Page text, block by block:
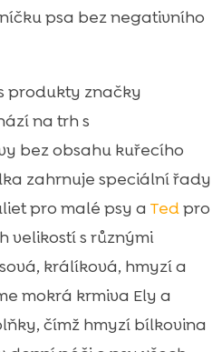
psa bez negativního
produkty značky
na trh s
bez obsahu kuřecího
zahrnuje speciální řady
pro malé psy a Tedpro
velikostí s různými
králíková, hmyzí a
mokrá krmiva Ely a
čímž hmyzí bílkovina